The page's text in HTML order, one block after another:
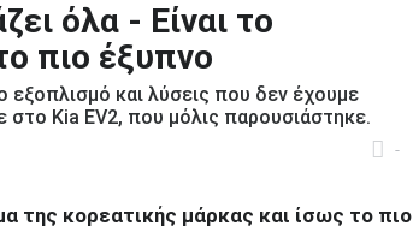
όλα - Είναι το
πιο έξυπνο
και λύσεις που δεν έχουμε
στο Kia EV2, που μόλις παρουσιάστηκε.
-
της κορεατικής μάρκας και ίσως το πιο